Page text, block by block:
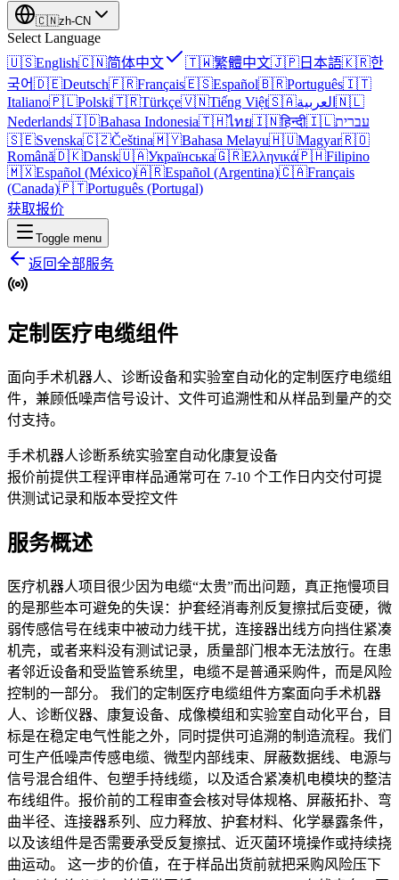
🇨🇳zh-CN
Select Language
🇺🇸English🇨🇳简体中文 🇹🇼繁體中文🇯🇵 日本語🇰🇷한
국어🇩🇪Deutsch🇫🇷Français🇪🇸Español🇧🇷Português🇮🇹
Italiano🇵🇱Polski🇹🇷Türkçe🇻🇳Tiếng Việt🇸🇦العربية 🇳🇱
Nederlands🇮🇩Bahasa Indonesia🇹🇭ไทย🇮🇳हिन्दी🇮🇱עברית
🇸🇪Svenska🇨🇿Čeština🇲🇾Bahasa Melayu🇭🇺Magyar🇷🇴
Română🇩🇰Dansk🇺🇦Українська🇬🇷Ελληνικά🇵🇭Filipino
🇲🇽Español (México)🇦🇷Español (Argentina)🇨🇦Français
(Canada)🇵🇹Português (Portugal)
获取报价
Toggle menu
返回全部服务
定制医疗电缆组件
面向手术机器人、诊断设备和实验室自动化的定制医疗电缆组
件，兼顾低噪声信号设计、文件可追溯性和从样品到量产的交
付支持。
手术机器人诊断系统实验室自动化康复设备
报价前提供工程评审样品通常可在 7-10 个工作日内交付可提
供测试记录和版本受控文件
服务概述
医疗机器人项目很少因为电缆“太贵”而出问题，真正拖慢项目
的是那些本可避免的失误：护套经消毒剂反复擦拭后变硬，微
弱传感信号在线束中被动力线干扰，连接器出线方向挡住紧凑
机壳，或者来料没有测试记录，质量部门根本无法放行。在患
者邻近设备和受监管系统里，电缆不是普通采购件，而是风险
控制的一部分。 我们的定制医疗电缆组件方案面向手术机器
人、诊断仪器、康复设备、成像模组和实验室自动化平台，目
标是在稳定电气性能之外，同时提供可追溯的制造流程。我们
可生产低噪声传感电缆、微型内部线束、屏蔽数据线、电源与
信号混合组件、包塑手持线缆，以及适合紧凑机电模块的整洁
布线组件。报价前的工程审查会核对导体规格、屏蔽拓扑、弯
曲半径、连接器系列、应力释放、护套材料、化学暴露条件，
以及该组件是否需要承受反复擦拭、近灭菌环境操作或持续挠
曲运动。 这一步的价值，在于样品出货前就把采购风险压下